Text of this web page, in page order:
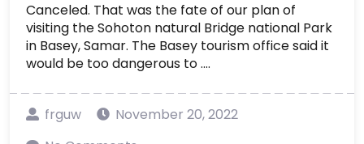
Canceled. That was the fate of our plan of
visiting the Sohoton natural Bridge national Park
in Basey, Samar. The Basey tourism office said it
would be too dangerous to ....
frguw
November 20, 2022